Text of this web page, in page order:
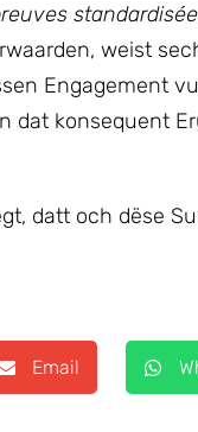
weist
Engagement
dat konsequent
datt och dëse
Email